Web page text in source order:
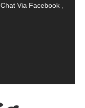
Chat Via Facebook